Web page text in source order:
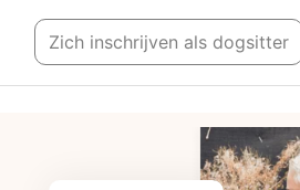
Zich inschrijven als dogsitter